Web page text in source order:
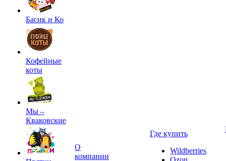
Басик и Ко
Кофейные
коты
Мы –
Кваковские
О
компании
Где купить
Wildberries